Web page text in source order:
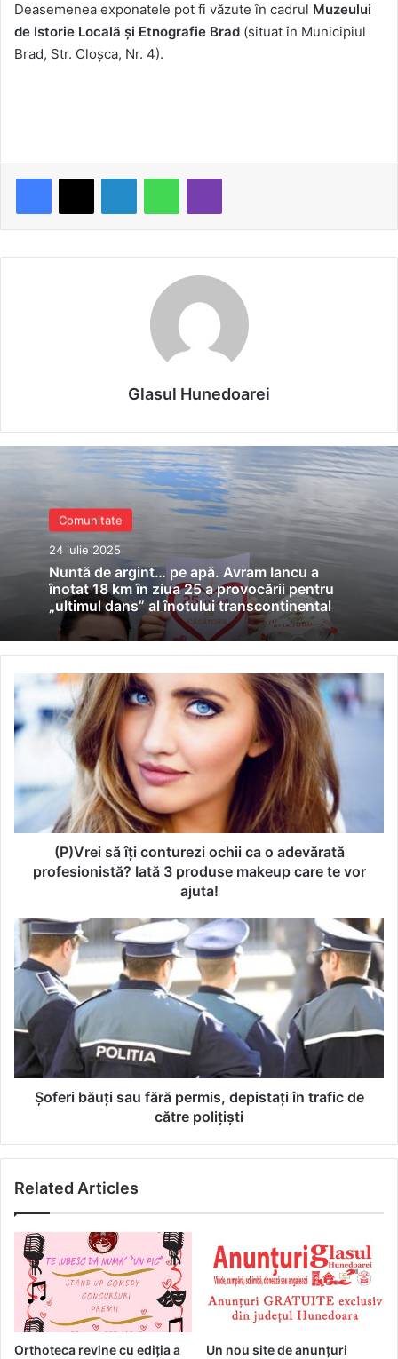
Deasemenea exponatele pot fi văzute în cadrul Muzeului
de Istorie Locală și Etnografie Brad (situat în Municipiul
Brad, Str. Cloșca, Nr. 4).
LinkedIn WhatsApp
Glasul Hunedoarei
Comunitate
24 iulie 2025
Nuntă de argint… pe apă. Avram Iancu a
înotat 18 km în ziua 25 a provocării pentru
„ultimul dans” al înotului transcontinental
(P)Vrei
să
îți
conturezi
o
adevărată
profesionistă?
care
te
vor
ajuta!
(P)Vrei să îți conturezi ochii ca o adevărată
profesionistă? Iată 3 produse makeup care te vor
ajuta!
Șoferi
băuți
sau
fără
permis,
depistați
trafic
de
cătreȘoferi băuți sau fără permis, depistați în trafic de
către polițiști
Related Articles
Orthoteca revine cu ediția a
Un nou site de anunțuri